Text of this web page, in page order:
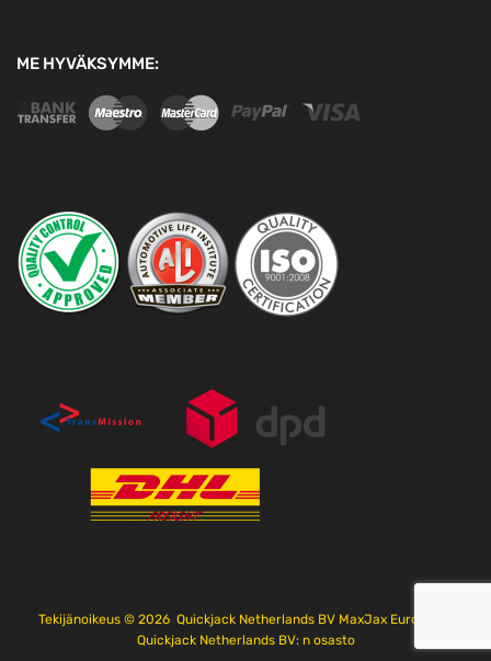
ME HYVÄKSYMME:
Tekijänoikeus © 2026 Quickjack Netherlands BV MaxJax Europe on
Quickjack Netherlands BV: n osasto